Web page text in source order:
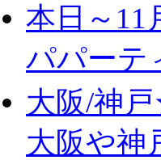
本日～11
パパーテ
大阪/神
大阪や神